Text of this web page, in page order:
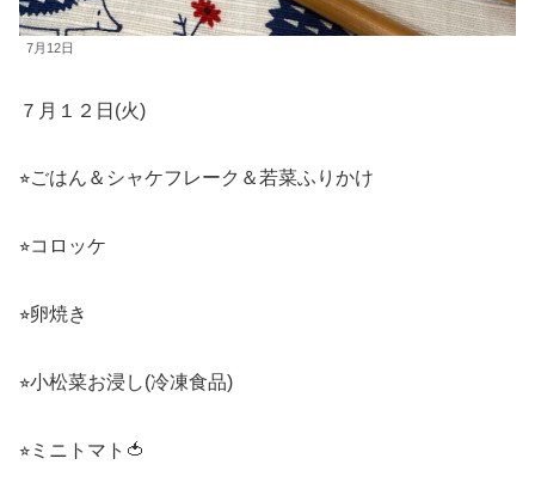
7月12日
７月１２日(火)
⭐︎ごはん＆シャケフレーク＆若菜ふりかけ
⭐︎コロッケ
⭐︎卵焼き
⭐︎小松菜お浸し(冷凍食品)
⭐︎ミニトマト🍅